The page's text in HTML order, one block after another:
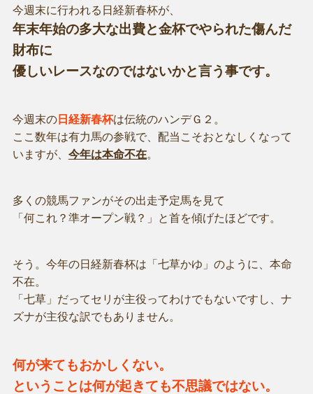
今週末に行われる日経新春杯が、
年末年始の多大な出費と金杯でやられた傷んだ
財布に
優しいレースなのではないかと言う事です。
今週末の日経新春杯は伝統のハンデＧ２。
ここ数年は有力馬の参戦で、配当こそおとなしくなって
いますが、 今年は本命不在。
多くの競馬ファンがその出走予定馬を見て
「何これ？準オープン戦？」と首を傾げたほどです。
そう。今年の日経新春杯は「七草かゆ」のように、本命
不在。
「七草」だってセリが主役ってわけでもないですし、ナ
ズナが主役な訳でもありません。
何が来てもおかしくない。
ということは何が起きても不思議ではない。